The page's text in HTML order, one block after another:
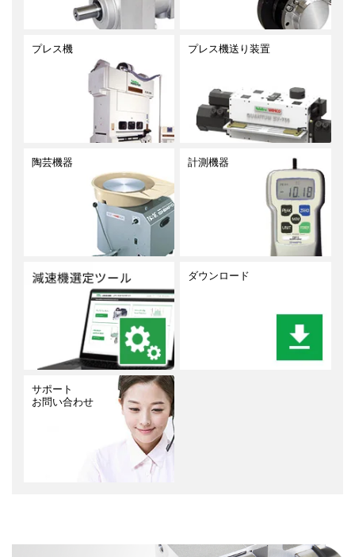
プレス機 プレス機送り装置
陶芸機器 計測機器
ダウンロード
サポート
お問い合わせ